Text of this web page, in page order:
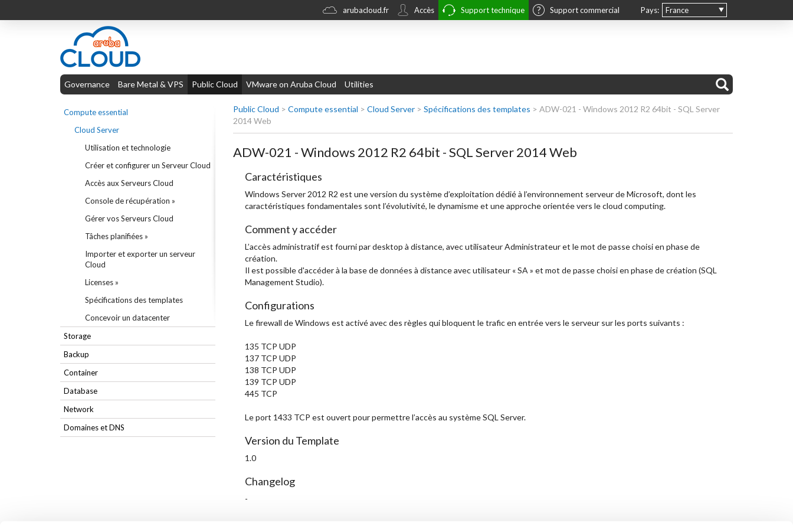
Pays: France
arubacloud.fr Accès Support technique Support commercial
Governance Bare Metal & VPS Public Cloud VMware on Aruba Cloud Utilities
Compute essential
Cloud Server
Utilisation et technologie
Créer et configurer un Serveur Cloud
Accès aux Serveurs Cloud
Console de récupération »
Gérer vos Serveurs Cloud
Tâches planifiées »
Importer et exporter un serveur
Cloud
Licenses »
Spécifications des templates
Concevoir un datacenter
Storage
Backup
Container
Database
Network
Domaines et DNS
Public Cloud > Compute essential > Cloud Server> Spécifications des templates > ADW-021 - Windows 2012 R2 64bit - SQL Server
2014 Web
ADW-021 - Windows 2012 R2 64bit - SQL Server 2014 Web
Caractéristiques
Windows Server 2012 R2 est une version du système d’exploitation dédié à l’environnement serveur de Microsoft, dont les
caractéristiques fondamentales sont l’évolutivité, le dynamisme et une approche orientée vers le cloud computing.
Comment y accéder
L’accès administratif est fourni par desktop à distance, avec utilisateur Administrateur et le mot de passe choisi en phase de
création.
Il est possible d'accéder à la base de données à distance avec utilisateur « SA » et mot de passe choisi en phase de création (SQL
Management Studio).
Configurations
Le firewall de Windows est activé avec des règles qui bloquent le trafic en entrée vers le serveur sur les ports suivants :
135 TCP UDP
137 TCP UDP
138 TCP UDP
139 TCP UDP
445 TCP
Le port 1433 TCP est ouvert pour permettre l’accès au système SQL Server.
Version du Template
1.0
Changelog
-